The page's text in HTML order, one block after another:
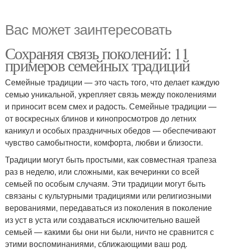
Вас может заинтересовать
Сохраняя связь поколений: 11
примеров семейных традиций
Семейные традиции — это часть того, что делает каждую
семью уникальной, укрепляет связь между поколениями
и приносит всем смех и радость. Семейные традиции —
от воскресных блинов и кинопросмотров до летних
каникул и особых праздничных обедов — обеспечивают
чувство самобытности, комфорта, любви и близости.
Традиции могут быть простыми, как совместная трапеза
раз в неделю, или сложными, как вечеринки со всей
семьей по особым случаям. Эти традиции могут быть
связаны с культурными традициями или религиозными
верованиями, передаваться из поколения в поколение
из уст в уста или создаваться исключительно вашей
семьей — какими бы они ни были, ничто не сравнится с
этими воспоминаниями, сближающими ваш род.